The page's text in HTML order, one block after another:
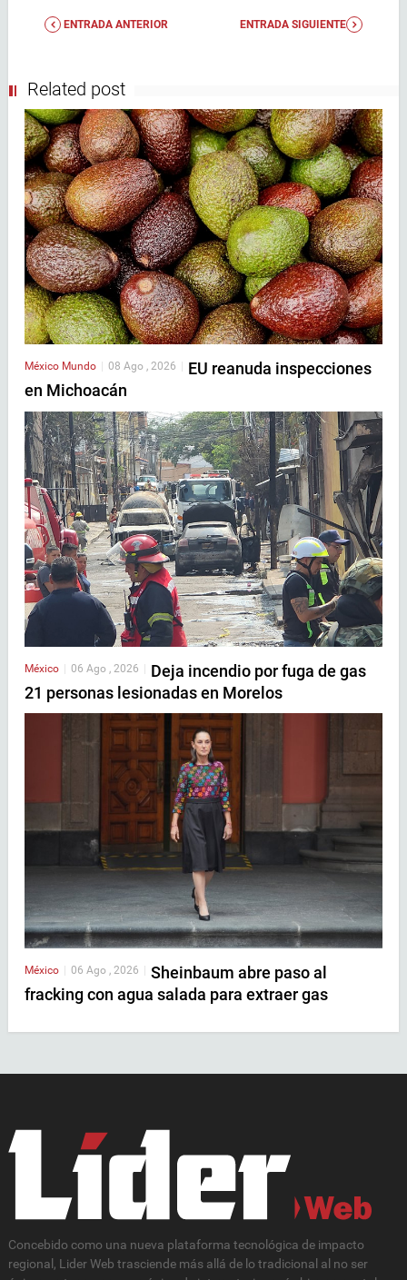
ENTRADA ANTERIOR ENTRADA SIGUIENTE
Related post
México Mundo 08 Ago , 2026
EU reanuda inspecciones
en Michoacán
México | 06 Ago , 2026 | Deja incendio por fuga de gas
21 personas lesionadas en Morelos
México 06 Ago , 2026
Sheinbaum abre paso al
fracking con agua salada para extraer gas
Concebido como una nueva plataforma tecnológica de impacto
regional, Lider Web trasciende más allá de lo tradicional al no ser